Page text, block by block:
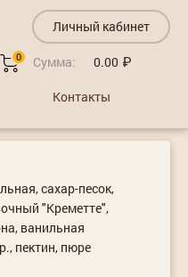
Личный кабинет
0 Сумма: 0.00
Контакты
сахар-песок,
"Креметте",
ванильная
пектин, пюре